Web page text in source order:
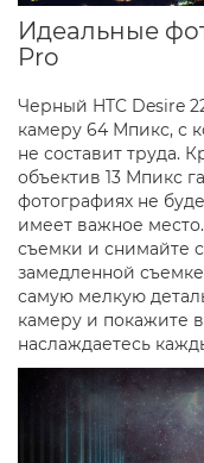
Идеальные
Pro
Черный HTC Desire
камеру 64 Мпикс, с
не составит труда.
объектив 13 Мпикс
фотографиях не
имеет важное
съемки и снимайте
замедленной
самую мелкую
камеру и покажите
наслаждаетесь